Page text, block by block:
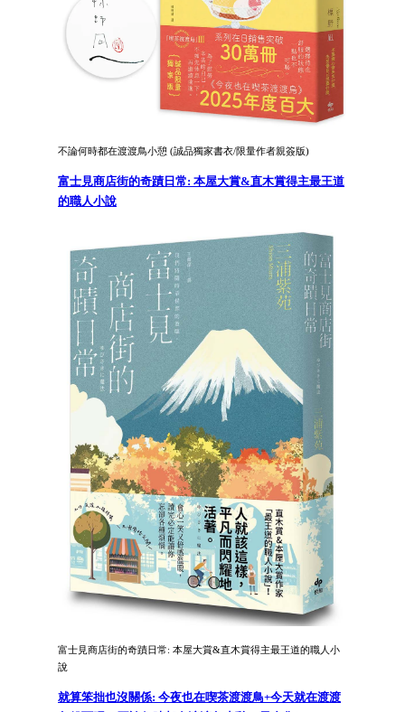
不論何時都在渡渡鳥小憩 (誠品獨家書衣/限量作者親簽版)
富士見商店街的奇蹟日常: 本屋大賞&直木賞得主最王道
的職人小說
富士見商店街的奇蹟日常: 本屋大賞&直木賞得主最王道的職人小
說
就算笨拙也沒關係: 今夜也在喫茶渡渡鳥+今天就在渡渡